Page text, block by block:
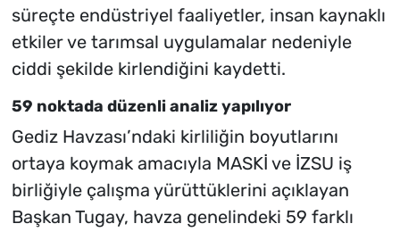
süreçte endüstriyel faaliyetler, insan kaynaklı
etkiler ve tarımsal uygulamalar nedeniyle
ciddi şekilde kirlendiğini kaydetti.
59 noktada düzenli analiz yapılıyor
Gediz Havzası’ndaki kirliliğin boyutlarını
ortaya koymak amacıyla MASKİ ve İZSU iş
birliğiyle çalışma yürüttüklerini açıklayan
Başkan Tugay, havza genelindeki 59 farklı